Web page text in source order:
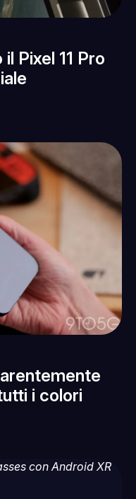
Pixel 11 Pro
i colori